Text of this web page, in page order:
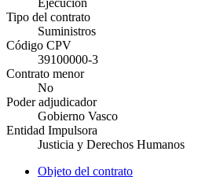
Ejecución
Tipo del contrato
Suministros
Código CPV
39100000-3
Contrato menor
No
Poder adjudicador
Gobierno Vasco
Entidad Impulsora
Justicia y Derechos Humanos
Objeto del contrato